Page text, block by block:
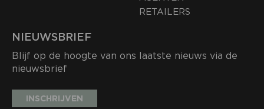
RETAILERS
NIEUWSBRIEF
Blijf op de hoogte van ons laatste nieuws via de
nieuwsbrief
INSCHRIJVEN